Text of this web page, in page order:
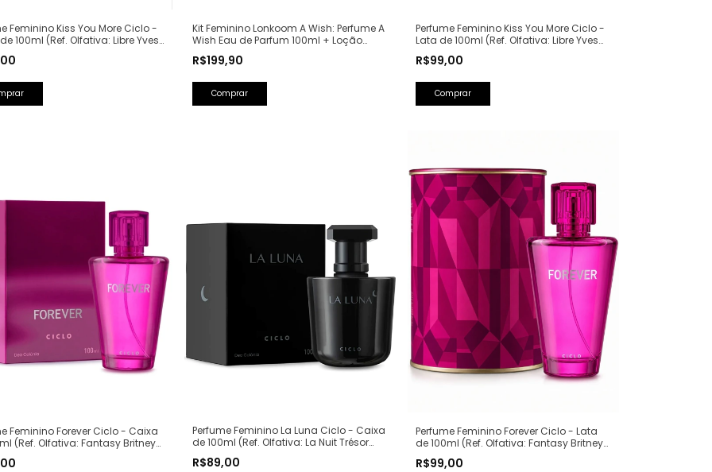
Feminino Kiss You More Ciclo -
100ml (Ref. Olfativa: Libre Yves
Kit Feminino Lonkoom A Wish: Perfume A
Wish Eau de Parfum 100ml + Loção
R$199,90
Perfume Feminino Kiss You More Ciclo -
Lata de 100ml (Ref. Olfativa: Libre Yves
R$99,00
Feminino Forever Ciclo - Caixa
(Ref. Olfativa: Fantasy Britney
Perfume Feminino La Luna Ciclo - Caixa
de 100ml (Ref. Olfativa: La Nuit Trésor
Lancôme)
R$89,00
Perfume Feminino Forever Ciclo - Lata
de 100ml (Ref. Olfativa: Fantasy Britney
R$99,00